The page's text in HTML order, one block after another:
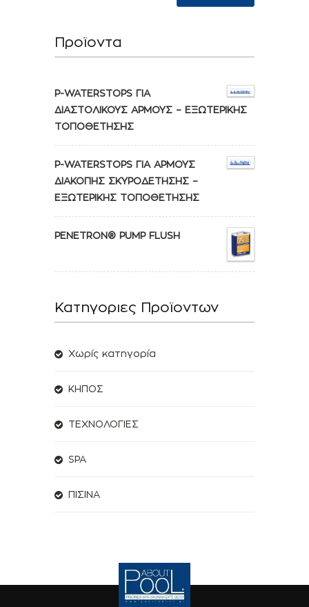
Προϊοντα
P-WATERSTOPS ΓΙΑ
ΔΙΑΣΤΟΛΙΚΟΥΣ ΑΡΜΟΥΣ – ΕΞΩΤΕΡΙΚΗΣ
ΤΟΠΟΘΕΤΗΣΗΣ
P-WATERSTOPS ΓΙΑ ΑΡΜΟΥΣ
ΔΙΑΚΟΠΗΣ ΣΚΥΡΟΔΕΤΗΣΗΣ –
ΕΞΩΤΕΡΙΚΗΣ ΤΟΠΟΘΕΤΗΣΗΣ
PENETRON® PUMP FLUSH
Κατηγοριες Προϊοντων
Χωρίς κατηγορία
ΚΗΠΟΣ
ΤΕΧΝΟΛΟΓΙΕΣ
SPA
ΠΙΣΙΝΑ